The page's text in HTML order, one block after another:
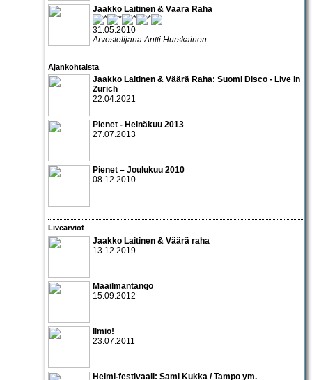
Jaakko Laitinen & Väärä Raha
31.05.2010
Arvostelijana Antti Hurskainen
Ajankohtaista
Jaakko Laitinen & Väärä Raha: Suomi Disco - Live in
Zürich
22.04.2021
Pienet - Heinäkuu 2013
27.07.2013
Pienet – Joulukuu 2010
08.12.2010
Livearviot
Jaakko Laitinen & Väärä raha
13.12.2019
Maailmantango
15.09.2012
Ilmiö!
23.07.2011
Helmi-festivaali: Sami Kukka /Tampo ym.